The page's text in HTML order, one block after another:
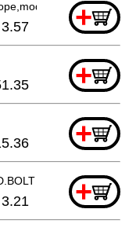
(s) +
3.57
+
+
M8X22+
3.21